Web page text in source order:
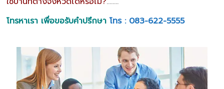
โทรหาเรา เพื่อขอรับคำปรึกษา โทร : 083-622-5555